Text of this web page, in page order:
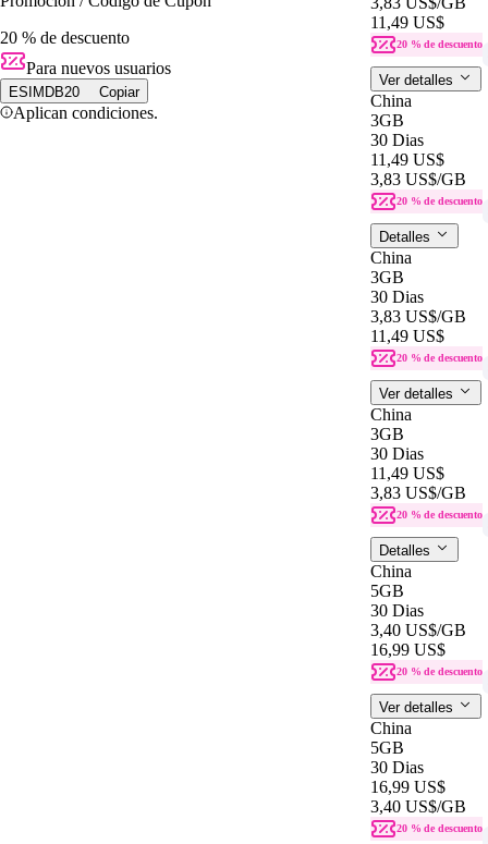
20 % de descuento
Para nuevos usuarios
ESIMDB20 Copiar
Aplican condiciones.
11,49 US$
20 % de descuento
Ver detalles
China
3GB
30 Dias
11,49 US$
3,83 US$/GB
20 % de descuento
Detalles
China
3GB
30 Dias
3,83 US$/GB
11,49 US$
20 % de descuento
Ver detalles
China
3GB
30 Dias
11,49 US$
3,83 US$/GB
20 % de descuento
Detalles
China
5GB
30 Dias
3,40 US$/GB
16,99 US$
20 % de descuento
Ver detalles
China
5GB
30 Dias
16,99 US$
3,40 US$/GB
20 % de descuento